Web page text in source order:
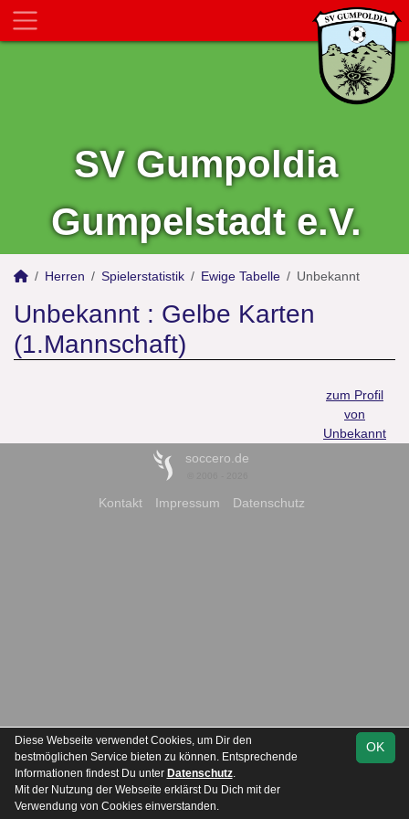
SV Gumpoldia
Gumpelstadt e.V.
Herren Spielerstatistik Ewige Tabelle Unbekannt
Unbekannt : Gelbe Karten
(1.Mannschaft)
zum Profil
von
Unbekannt
soccero.de
Kontakt Impressum Datenschutz
OK
Diese Webseite verwendet Cookies, um Dir den
bestmöglichen Service bieten zu können. Entsprechende
Informationen findest Du unter Datenschutz.
Mit der Nutzung der Webseite erklärst Du Dich mit der
Verwendung von Cookies einverstanden.